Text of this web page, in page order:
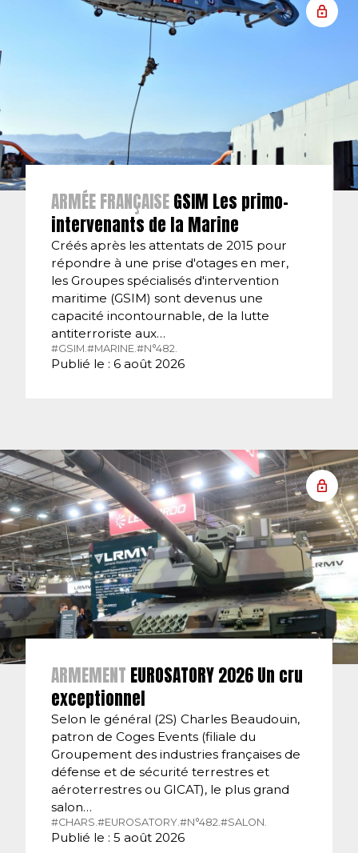
ARMÉE FRANÇAISEGSIM Les primo-
intervenants de la Marine
Créés après les attentats de 2015 pour
répondre à une prise d'otages en mer,
les Groupes spécialisés d'intervention
maritime (GSIM) sont devenus une
capacité incontournable, de la lutte
antiterroriste aux…
#GSIM. #MARINE. #N°482.
Publié le : 6 août 2026
ARMEMENT EUROSATORY 2026 Un cru
exceptionnel
Selon le général (2S) Charles Beaudouin,
patron de Coges Events (filiale du
Groupement des industries françaises de
défense et de sécurité terrestres et
aéroterrestres ou GICAT), le plus grand
salon…
#CHARS.#EUROSATORY.#N°482.#SALON.
Publié le : 5 août 2026